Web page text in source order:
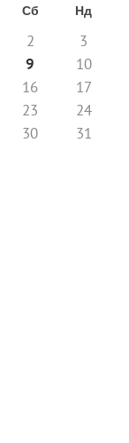
Сб Нд
2
3
9
10
16
17
23
24
30
31